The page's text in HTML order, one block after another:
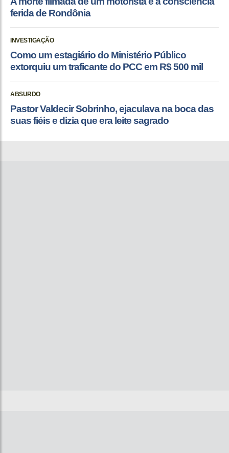
ferida de Rondônia
INVESTIGAÇÃO
Como um estagiário do Ministério Público
extorquiu um traficante do PCC em R$ 500 mil
ABSURDO
Pastor Valdecir Sobrinho, ejaculava na boca das
suas fiéis e dizia que era leite sagrado